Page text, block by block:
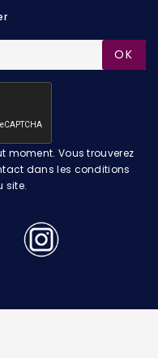
OK
moment. Vous trouverez
dans les conditions
site.